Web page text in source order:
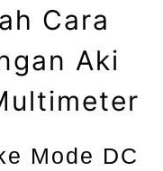
Cara
Aki
Mode DC